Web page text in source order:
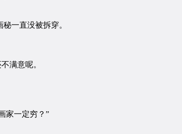
一直没被拆穿。
满意呢。
家一定穷？”